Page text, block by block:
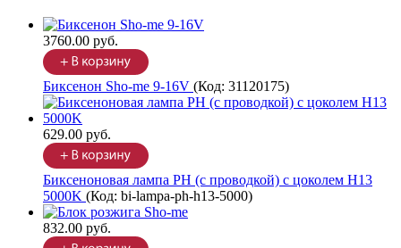
3760.00 руб.
Биксенон Sho-me 9-16V (Код: 31120175)
629.00 руб.
Биксеноновая лампа PH (с проводкой) с цоколем H13
5000K (Код: bi-lampa-ph-h13-5000)
832.00 руб.